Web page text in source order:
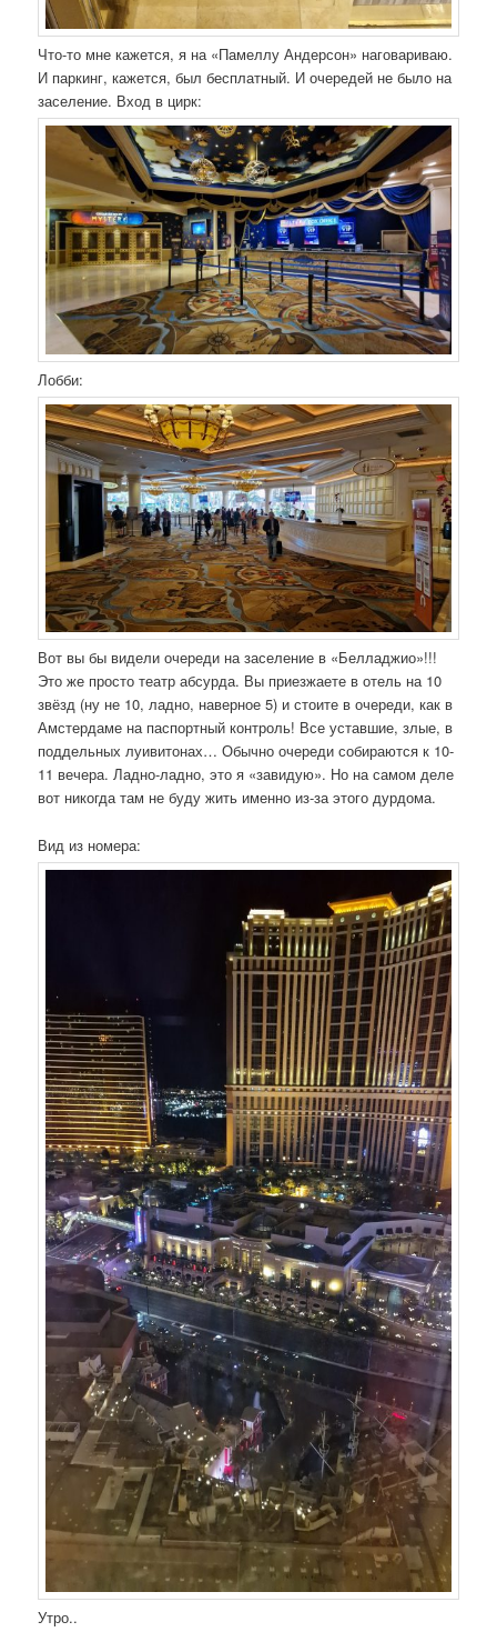
Что-то мне кажется, я на «Памеллу Андерсон» наговариваю.
И паркинг, кажется, был бесплатный. И очередей не было на
заселение. Вход в цирк:
Лобби:
Вот вы бы видели очереди на заселение в «Белладжио»!!!
Это же просто театр абсурда. Вы приезжаете в отель на 10
звёзд (ну не 10, ладно, наверное 5) и стоите в очереди, как в
Амстердаме на паспортный контроль! Все уставшие, злые, в
поддельных луивитонах… Обычно очереди собираются к 10-
11 вечера. Ладно-ладно, это я «завидую». Но на самом деле
вот никогда там не буду жить именно из-за этого дурдома.
Вид из номера:
Утро..